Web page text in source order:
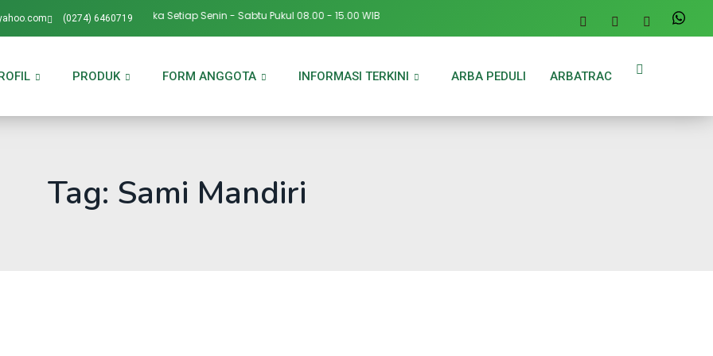
(0274) 6460719
BMT Artha Barokah Buka Setiap Senin - Sabtu Pukul 08.00 - 15.00 WIB
PRODUK FORM ANGGOTA INFORMASI TERKINI ARBA PEDULI ARBATRAC
Tag: Sami Mandiri